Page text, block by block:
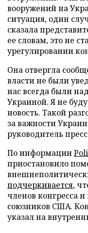
вооружений на
ситуация, один
сказала
ее словам, это не
урегулировании
Она отвергла
власти не были
нас всегда были
Украиной. Я не
новость. Такой
за важности
руководитель
По информации
приостановило
подчеркивается,
членов конгресса
союзников США.
указал на